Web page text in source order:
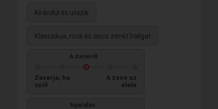
Kirándul és utazik
Klasszikus, rock és disco zenét hallgat
A zenéről
Zavarja, ha
szól
A zene az
élete
Nyaralás: